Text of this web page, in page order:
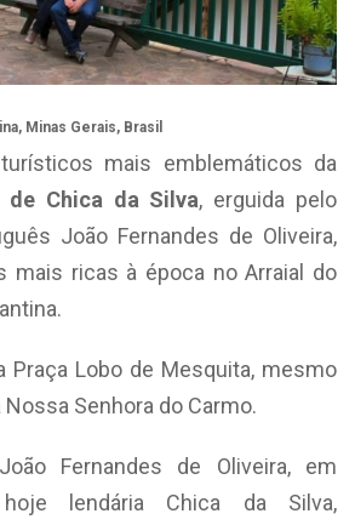
Minas Gerais, Brasil
mais emblemáticos da
de Chica da Silva, erguida pelo
João Fernandes de Oliveira,
mais ricas à época no Arraial do
Praça Lobo de Mesquita, mesmo
Senhora do Carmo.
Fernandes de Oliveira, em
lendária Chica da Silva,